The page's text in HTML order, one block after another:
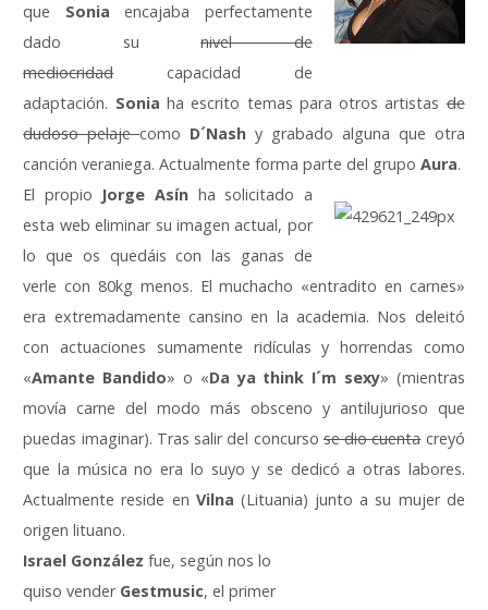
que Sonia encajaba perfectamente
dado sunivel de
mediocridadcapacidad de
adaptación. Sonia ha escrito temas para otros artistasde
dudoso pelajecomo D´Nash y grabado alguna que otra
canción veraniega. Actualmente forma parte del grupoAura.
El propio Jorge Asín ha solicitado a
esta web eliminar su imagen actual, por
lo que os quedáis con las ganas de
verle con 80kg menos. El muchacho «entradito en carnes»
era extremadamente cansino en la academia. Nos deleitó
con actuaciones sumamente ridículas y horrendas como
«Amante Bandido» o «Da ya think I´m sexy» (mientras
movía carne del modo más obsceno y antilujurioso que
puedas imaginar). Tras salir del concurso se dio cuentacreyó
que la música no era lo suyo y se dedicó a otras labores.
Actualmente reside en Vilna (Lituania) junto a su mujer de
origen lituano.
Israel González fue, según nos lo
quiso vender Gestmusic, el primer